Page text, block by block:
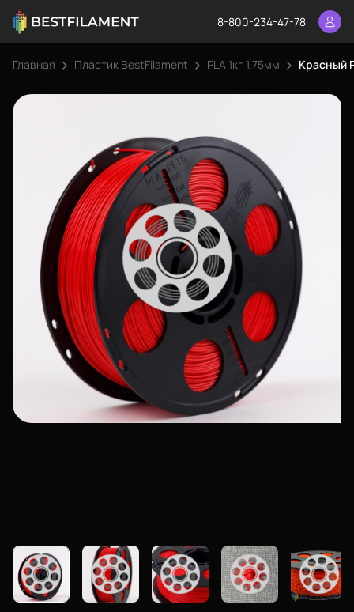
8-800-234-47-78
Главная Пластик BestFilament PLA 1кг 1.75мм Красный